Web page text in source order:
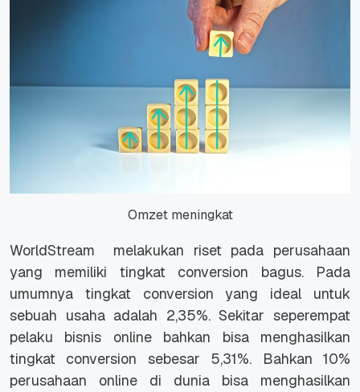
Omzet meningkat
WorldStream melakukan riset pada perusahaan
yang memiliki tingkat conversion bagus. Pada
umumnya tingkat conversion yang ideal untuk
sebuah usaha adalah 2,35%. Sekitar seperempat
pelaku bisnis online bahkan bisa menghasilkan
tingkat conversion sebesar 5,31%. Bahkan 10%
perusahaan online di dunia bisa menghasilkan